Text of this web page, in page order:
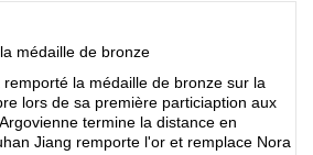
médaille de bronze
la médaille de bronze sur la
lors de sa première particiaption aux
termine la distance en
Jiang remporte l'or et remplace Nora